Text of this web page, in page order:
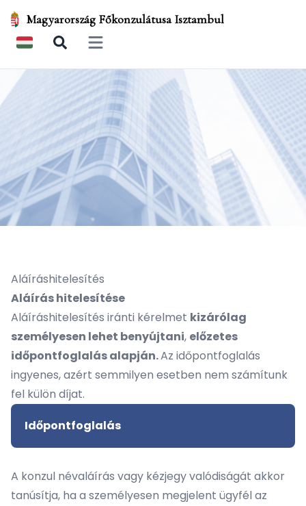
Magyarország Főkonzulátusa Isztambul
Open main menu
Aláíráshitelesítés
Aláírás hitelesítése
Aláíráshitelesítés iránti kérelmet kizárólag
személyesen lehet benyújtani, előzetes
időpontfoglalás alapján.Az időpontfoglalás
ingyenes, azért semmilyen esetben nem számítunk
fel külön díjat.
Időpontfoglalás
A konzul névaláírás vagy kézjegy valódiságát akkor
tanúsítja, ha a személyesen megjelent ügyfél az